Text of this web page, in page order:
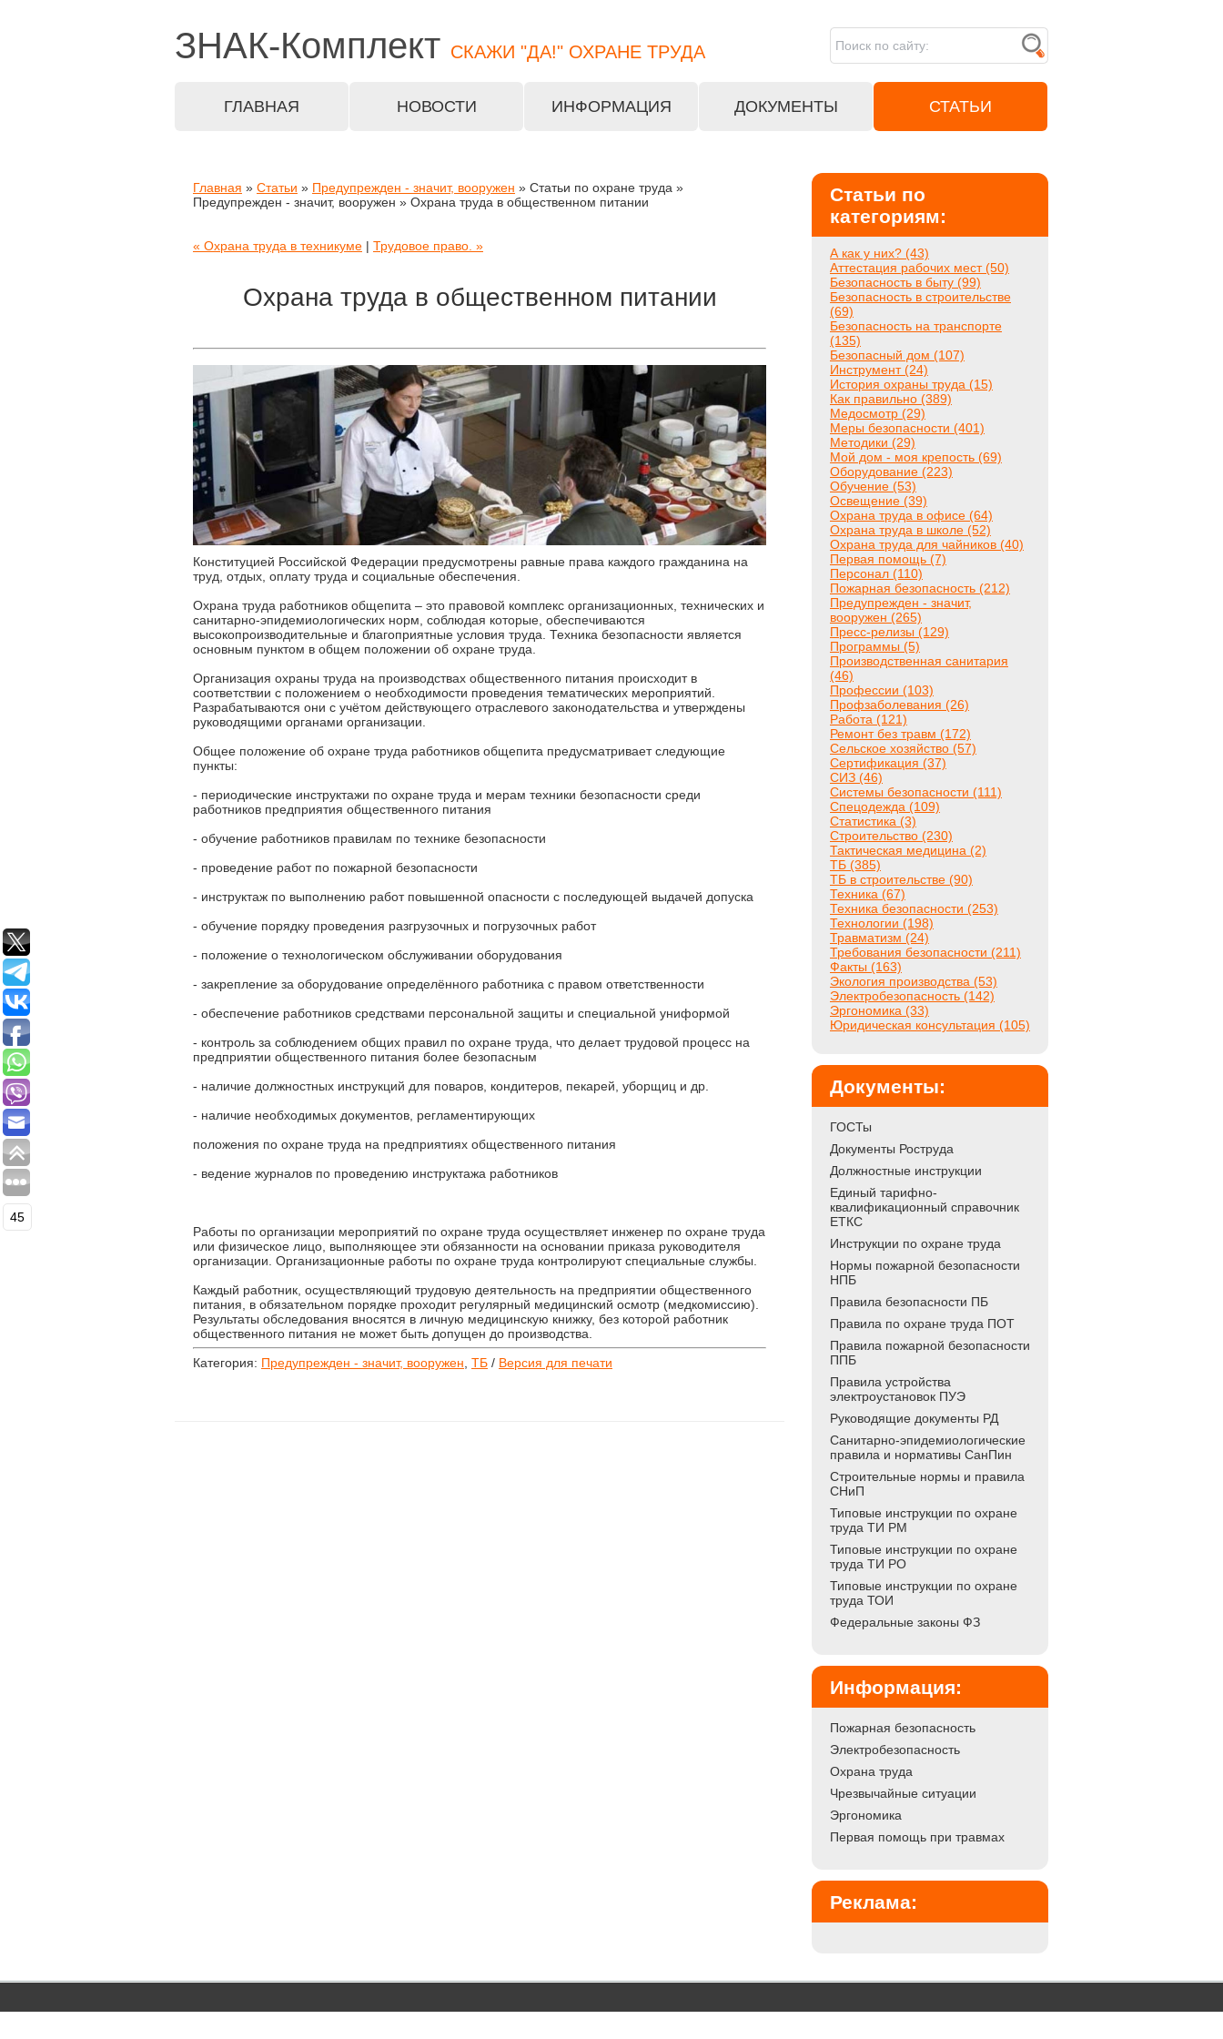
ЗНАК-Комплект СКАЖИ "ДА!" ОХРАНЕ ТРУДА
ГЛАВНАЯ НОВОСТИ ИНФОРМАЦИЯ ДОКУМЕНТЫ СТАТЬИ
Главная » Статьи » Предупрежден - значит, вооружен » Статьи по охране труда »
Предупрежден - значит, вооружен » Охрана труда в общественном питании
« Охрана труда в техникуме | Трудовое право. »
Охрана труда в общественном питании
Конституцией Российской Федерации предусмотрены равные права каждого гражданина на
труд, отдых, оплату труда и социальные обеспечения.
Охрана труда работников общепита – это правовой комплекс организационных, технических и
санитарно-эпидемиологических норм, соблюдая которые, обеспечиваются
высокопроизводительные и благоприятные условия труда. Техника безопасности является
основным пунктом в общем положении об охране труда.
Организация охраны труда на производствах общественного питания происходит в
соответствии с положением о необходимости проведения тематических мероприятий.
Разрабатываются они с учётом действующего отраслевого законодательства и утверждены
руководящими органами организации.
Общее положение об охране труда работников общепита предусматривает следующие
пункты:
- периодические инструктажи по охране труда и мерам техники безопасности среди
работников предприятия общественного питания
- обучение работников правилам по технике безопасности
- проведение работ по пожарной безопасности
- инструктаж по выполнению работ повышенной опасности с последующей выдачей допуска
- обучение порядку проведения разгрузочных и погрузочных работ
- положение о технологическом обслуживании оборудования
- закрепление за оборудование определённого работника с правом ответственности
- обеспечение работников средствами персональной защиты и специальной униформой
- контроль за соблюдением общих правил по охране труда, что делает трудовой процесс на
предприятии общественного питания более безопасным
- наличие должностных инструкций для поваров, кондитеров, пекарей, уборщиц и др.
- наличие необходимых документов, регламентирующих
положения по охране труда на предприятиях общественного питания
- ведение журналов по проведению инструктажа работников
Работы по организации мероприятий по охране труда осуществляет инженер по охране труда
или физическое лицо, выполняющее эти обязанности на основании приказа руководителя
организации. Организационные работы по охране труда контролируют специальные службы.
Каждый работник, осуществляющий трудовую деятельность на предприятии общественного
питания, в обязательном порядке проходит регулярный медицинский осмотр (медкомиссию).
Результаты обследования вносятся в личную медицинскую книжку, без которой работник
общественного питания не может быть допущен до производства.
Категория: Предупрежден - значит, вооружен ТБ / Версия для печати
Статьи по
категориям:
А как у них? (43)
Аттестация рабочих мест (50)
Безопасность в быту (99)
Безопасность в строительстве
(69)
Безопасность на транспорте
(135)
Безопасный дом (107)
Инструмент (24)
История охраны труда (15)
Как правильно (389)
Медосмотр (29)
Меры безопасности (401)
Методики (29)
Мой дом - моя крепость (69)
Оборудование (223)
Обучение (53)
Освещение (39)
Охрана труда в офисе (64)
Охрана труда в школе (52)
Охрана труда для чайников (40)
Первая помощь (7)
Персонал (110)
Пожарная безопасность (212)
Предупрежден - значит,
вооружен (265)
Пресс-релизы (129)
Программы (5)
Производственная санитария
(46)
Профессии (103)
Профзаболевания (26)
Работа (121)
Ремонт без травм (172)
Сельское хозяйство (57)
Сертификация (37)
СИЗ (46)
Системы безопасности (111)
Спецодежда (109)
Статистика (3)
Строительство (230)
Тактическая медицина (2)
ТБ (385)
ТБ в строительстве (90)
Техника (67)
Техника безопасности (253)
Технологии (198)
Травматизм (24)
Требования безопасности (211)
Факты (163)
Экология производства (53)
Электробезопасность (142)
Эргономика (33)
Юридическая консультация (105)
Документы:
ГОСТы
Документы Роструда
Должностные инструкции
Единый тарифно-
квалификационный справочник
ЕТКС
Инструкции по охране труда
Нормы пожарной безопасности
НПБ
Правила безопасности ПБ
Правила по охране труда ПОТ
Правила пожарной безопасности
ППБ
Правила устройства
электроустановок ПУЭ
Руководящие документы РД
Санитарно-эпидемиологические
правила и нормативы СанПин
Строительные нормы и правила
СНиП
Типовые инструкции по охране
труда ТИ РМ
Типовые инструкции по охране
труда ТИ РО
Типовые инструкции по охране
труда ТОИ
Федеральные законы ФЗ
Информация:
Пожарная безопасность
Электробезопасность
Охрана труда
Чрезвычайные ситуации
Эргономика
Первая помощь при травмах
Реклама:
45